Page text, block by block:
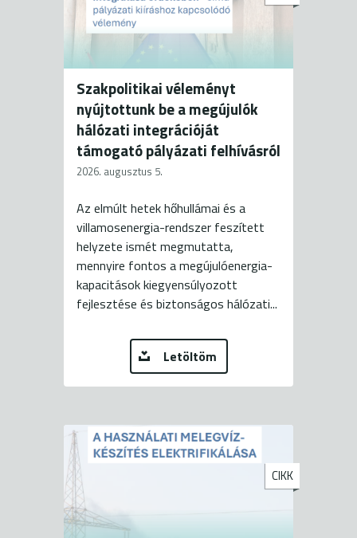
Szakpolitikai véleményt
nyújtottunk be a megújulók
hálózati integrációját
támogató pályázati felhívásról
2026. augusztus 5.
Az elmúlt hetek hőhullámai és a
villamosenergia-rendszer feszített
helyzete ismét megmutatta,
mennyire fontos a megújulóenergia-
kapacitások kiegyensúlyozott
fejlesztése és biztonságos hálózati...
Letöltöm
CIKK